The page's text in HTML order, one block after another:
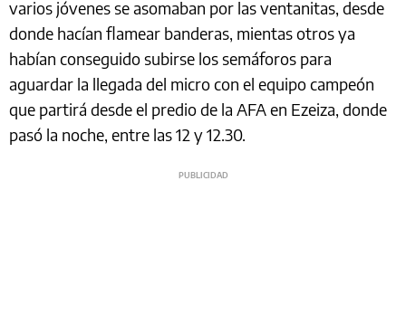
varios jóvenes se asomaban por las ventanitas, desde
donde hacían flamear banderas, mientas otros ya
habían conseguido subirse los semáforos para
aguardar la llegada del micro con el equipo campeón
que partirá desde el predio de la AFA en Ezeiza, donde
pasó la noche, entre las 12 y 12.30.